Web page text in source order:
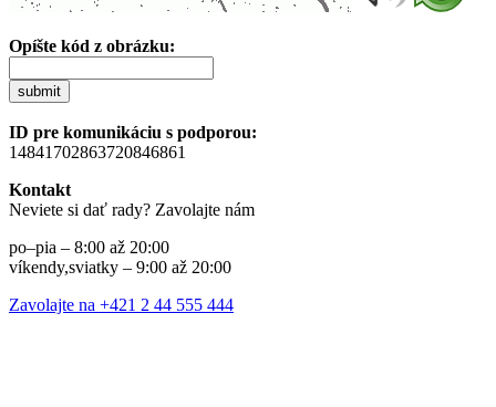
Opíšte kód z obrázku:
submit
ID pre komunikáciu s podporou:
14841702863720846861
Kontakt
Neviete si dať rady? Zavolajte nám
po–pia – 8:00 až 20:00
víkendy,sviatky – 9:00 až 20:00
Zavolajte na +421 2 44 555 444